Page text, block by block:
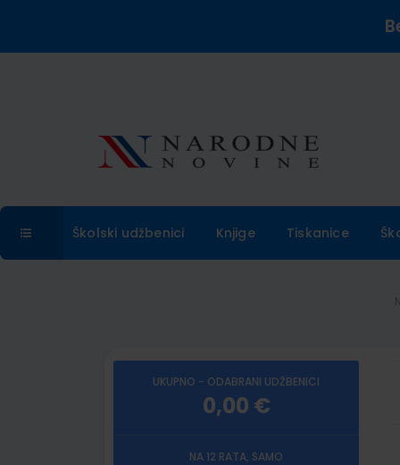
Školski udžbenici Knjige Tiskanice
UKUPNO - ODABRANI UDŽBENICI
0,00 €
NA 12 RATA, SAMO